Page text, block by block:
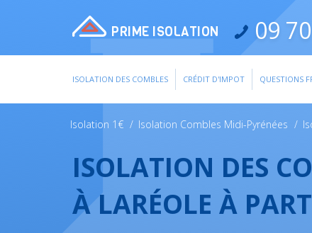
PRIME ISOLATION 09
ISOLATION DES COMBLES CRÉDIT D'IMPOT QUESTIONS
Isolation 1€ / Isolation Combles Midi-Pyrénées /
ISOLATION DES
À LARÉOLE À